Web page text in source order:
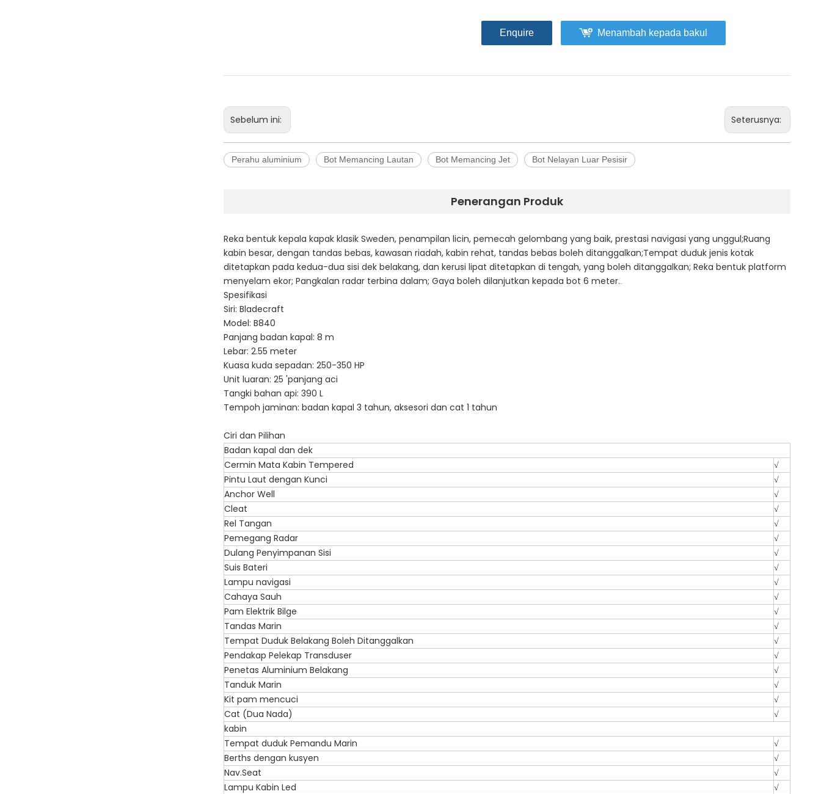
Enquire Menambah kepada bakul
Sebelum ini: Seterusnya:
Perahu aluminium Bot Memancing Lautan Bot Memancing Jet Bot Nelayan Luar Pesisir
Penerangan Produk
Reka bentuk kepala kapak klasik Sweden, penampilan licin, pemecah gelombang yang baik, prestasi navigasi yang unggul;Ruang
kabin besar, dengan tandas bebas, kawasan riadah, kabin rehat, tandas bebas boleh ditanggalkan;Tempat duduk jenis kotak
ditetapkan pada kedua-dua sisi dek belakang, dan kerusi lipat ditetapkan di tengah, yang boleh ditanggalkan; Reka bentuk platform
menyelam ekor; Pangkalan radar terbina dalam; Gaya boleh dilanjutkan kepada bot 6 meter.
Spesifikasi
Siri: Bladecraft
Model: B840
Panjang badan kapal: 8 m
Lebar: 2.55 meter
Kuasa kuda sepadan: 250-350 HP
Unit luaran: 25 'panjang aci
Tangki bahan api: 390 L
Tempoh jaminan: badan kapal 3 tahun, aksesori dan cat 1 tahun
Ciri dan Pilihan
Badan kapal dan dek
Cermin Mata Kabin Tempered
√
Pintu Laut dengan Kunci
√
Anchor Well
√
Cleat
√
Rel Tangan
√
Pemegang Radar
√
Dulang Penyimpanan Sisi
√
Suis Bateri
√
Lampu navigasi
√
Cahaya Sauh
√
Pam Elektrik Bilge
√
Tandas Marin
√
Tempat Duduk Belakang Boleh Ditanggalkan
√
Pendakap Pelekap Transduser
√
Penetas Aluminium Belakang
√
Tanduk Marin
√
Kit pam mencuci
√
Cat (Dua Nada)
√
kabin
Tempat duduk Pemandu Marin
√
Berths dengan kusyen
√
Nav.Seat
√
Lampu Kabin Led
√